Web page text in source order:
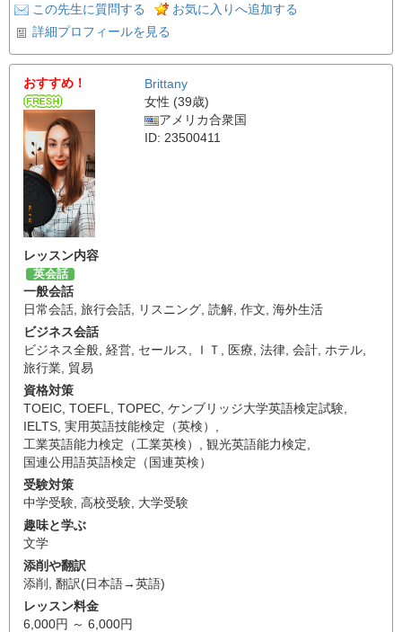
この先生に質問する
お気に入りへ追加する
詳細プロフィールを見る
おすすめ！
Brittany
女性 (39歳)
アメリカ合衆国
ID: 23500411
レッスン内容
英会話
一般会話
日常会話 旅行会話 リスニング 読解 作文 海外生活
ビジネス会話
ビジネス全般 経営 セールス ＩＴ 医療 法律 会計 ホテル
旅行業 貿易
資格対策
TOEIC TOEFL TOPEC ケンブリッジ大学英語検定試験
IELTS 実用英語技能検定（英検）
工業英語能力検定（工業英検）
観光英語能力検定
国連公用語英語検定（国連英検）
受験対策
中学受験 高校受験 大学受験
趣味と学ぶ
文学
添削や翻訳
添削
翻訳(日本語→英語)
レッスン料金
6,000円 ～ 6,000円